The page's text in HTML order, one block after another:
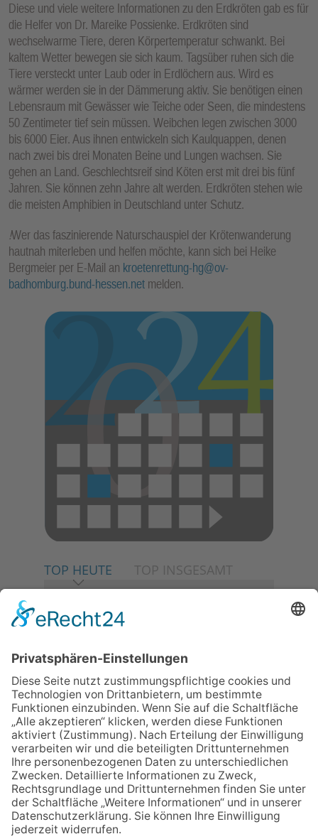
Diese und viele weitere Informationen zu den Erdkröten gab es für
die Helfer von Dr. Mareike Possienke. Erdkröten sind
wechselwarme Tiere, deren Körpertemperatur schwankt. Bei
kaltem Wetter bewegen sie sich kaum. Tagsüber ruhen sich die
Tiere versteckt unter Laub oder in Erdlöchern aus. Wird es
wärmer werden sie in der Dämmerung aktiv. Sie benötigen einen
Lebensraum mit Gewässer wie Teiche oder Seen, die mindestens
50 Zentimeter tief sein müssen. Weibchen legen zwischen 3000
bis 6000 Eier. Aus ihnen entwickeln sich Kaulquappen, denen
nach zwei bis drei Monaten Beine und Lungen wachsen. Sie
gehen an Land. Geschlechtsreif sind Köten erst mit drei bis fünf
Jahren. Sie können zehn Jahre alt werden. Erdkröten stehen wie
die meisten Amphibien in Deutschland unter Schutz.
!Wer das faszinierende Naturschauspiel der Krötenwanderung
hautnah miterleben und helfen möchte, kann sich bei Heike
Bergmeier per E-Mail an kroetenrettung-hg@ov-
badhomburg.bund-hessen.net melden.
TOP HEUTE TOP INSGESAMT
30.07.2026
Ganz Niederhöchstadt wird zur
Festmeile
06.08.2026
Baustellenführung führt auch in
die Zukunft der Stadt
Königstein
06.08.2026
Klinikforum zum Thema
Karpaltunnelsyndrom
06.08.2026
Gewinnspiel zum Start ins
Schuljahr